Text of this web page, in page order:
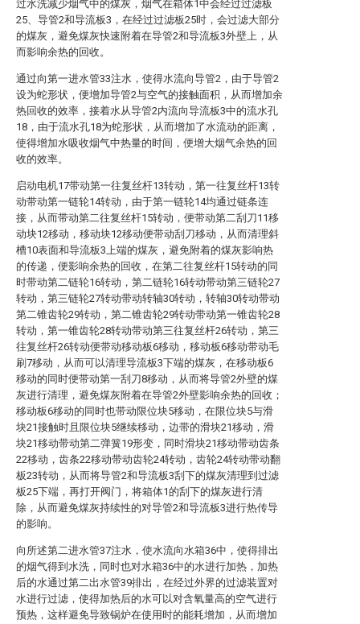
过水洗减少烟气中的煤灰，烟气在箱体1中会经过过滤板
25、导管2和导流板3，在经过过滤板25时，会过滤大部分
的煤灰，避免煤灰快速附着在导管2和导流板3外壁上，从
而影响余热的回收。
通过向第一进水管33注水，使得水流向导管2，由于导管2
设为蛇形状，便增加导管2与空气的接触面积，从而增加余
热回收的效率，接着水从导管2内流向导流板3中的流水孔
18，由于流水孔18为蛇形状，从而增加了水流动的距离，
使得增加水吸收烟气中热量的时间，便增大烟气余热的回
收的效率。
启动电机17带动第一往复丝杆13转动，第一往复丝杆13转
动带动第一链轮14转动，由于第一链轮14均通过链条连
接，从而带动第二往复丝杆15转动，便带动第二刮刀11移
动块12移动，移动块12移动便带动刮刀移动，从而清理斜
槽10表面和导流板3上端的煤灰，避免附着的煤灰影响热
的传递，便影响余热的回收，在第二往复丝杆15转动的同
时带动第二链轮16转动，第二链轮16转动带动第三链轮27
转动，第三链轮27转动带动转轴30转动，转轴30转动带动
第二锥齿轮29转动，第二锥齿轮29转动带动第一锥齿轮28
转动，第一锥齿轮28转动带动第三往复丝杆26转动，第三
往复丝杆26转动便带动移动板6移动，移动板6移动带动毛
刷7移动，从而可以清理导流板3下端的煤灰，在移动板6
移动的同时便带动第一刮刀8移动，从而将导管2外壁的煤
灰进行清理，避免煤灰附着在导管2外壁影响余热的回收；
移动板6移动的同时也带动限位块5移动，在限位块5与滑
块21接触时且限位块5继续移动，边带的滑块21移动，滑
块21移动带动第二弹簧19形变，同时滑块21移动带动齿条
22移动，齿条22移动带动齿轮24转动，齿轮24转动带动翻
板23转动，从而将导管2和导流板3刮下的煤灰清理到过滤
板25下端，再打开阀门，将箱体1的刮下的煤灰进行清
除，从而避免煤灰持续性的对导管2和导流板3进行热传导
的影响。
向所述第二进水管37注水，使水流向水箱36中，使得排出
的烟气得到水洗，同时也对水箱36中的水进行加热，加热
后的水通过第二出水管39排出，在经过外界的过滤装置对
水进行过滤，使得加热后的水可以对含氧量高的空气进行
预热，这样避免导致锅炉在使用时的能耗增加，从而增加